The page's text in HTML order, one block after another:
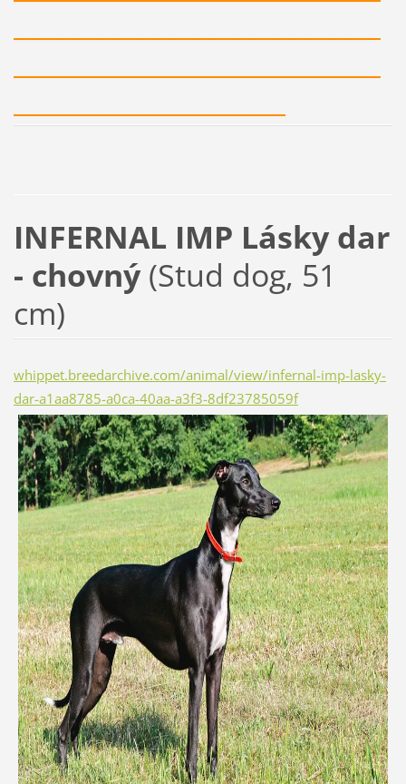
INFERNAL IMP Lásky dar
- chovný(Stud dog, 51
cm)
whippet.breedarchive.com/animal/view/infernal-imp-lasky-
dar-a1aa8785-a0ca-40aa-a3f3-8df23785059f